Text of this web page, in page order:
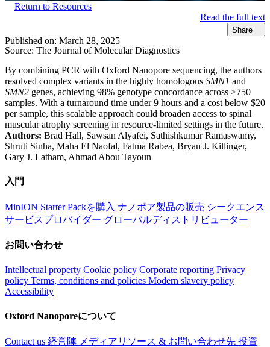
Return to Resources
Read the full text
Share
Published on: March 28, 2025
Source: The Journal of Molecular Diagnostics
By combining PCR with Oxford Nanopore sequencing, the authors
resolved complex variants in the highly homologous SMN1 and
SMN2 genes, achieving 98% genotype concordance across >750
samples. With a turnaround time under 9 hours and a cost below $20
per sample, this scalable approach could broaden access to spinal
muscular atrophy screening in resource-limited settings in the future.
Authors: Brad Hall, Sawsan Alyafei, Sathishkumar Ramaswamy,
Shruti Sinha, Maha El Naofal, Fatma Rabea, Bryan J. Killinger,
Gary J. Latham, Ahmad Abou Tayoun
入門
MinION Starter Packを購入 ナノポア製品の販売 シークエンス
サービスプロバイダー グローバルディストリビューター
お問い合わせ
Intellectual property Cookie policy Corporate reporting Privacy
policy Terms, conditions and policies Modern slavery policy
Accessibility
Oxford Nanoporeについて
Contact us 経営陣 メディアリソース & お問い合わせ先 投資